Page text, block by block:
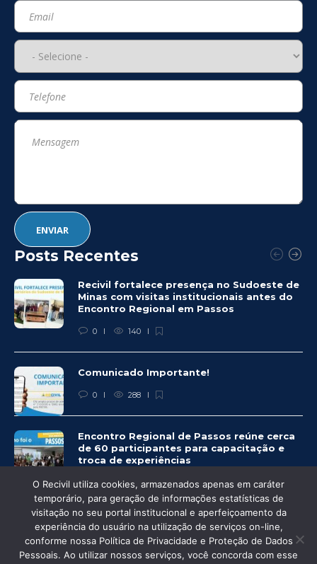
Posts Recentes
Recivil fortalece presença no Sudoeste de
Minas com visitas institucionais antes do
Encontro Regional em Passos
0 140
Comunicado Importante!
0 288
Encontro Regional de Passos reúne cerca
de 60 participantes para capacitação e
troca de experiências
0 278
© Recivil 2020 – Todos os direitos reservados.
O Recivil utiliza cookies, armazenados apenas em caráter
temporário, para geração de informações estatísticas de
visitação no seu portal institucional e aperfeiçoamento da
experiência do usuário na utilização de serviços on-line,
conforme nossa Política de Privacidade e Proteção de Dados
Pessoais. Ao utilizar nossos serviços, você concorda com esse